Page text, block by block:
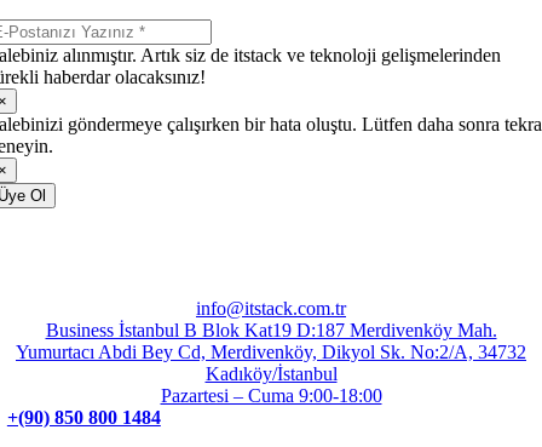
alınmıştır. Artık siz de itstack ve teknoloji gelişmelerinden
haberdar olacaksınız!
göndermeye çalışırken bir hata oluştu. Lütfen daha sonra
Ol
info@itstack.com.tr
Business İstanbul B Blok Kat19 D:187 Merdivenköy Mah.
Yumurtacı Abdi Bey Cd, Merdivenköy, Dikyol Sk. No:2/A, 34732
Kadıköy/İstanbul
Pazartesi – Cuma 9:00-18:00
+(90) 850 800 1484